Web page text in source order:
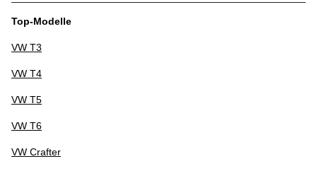
Top-Modelle
VW T3
VW T4
VW T5
VW T6
VW Crafter